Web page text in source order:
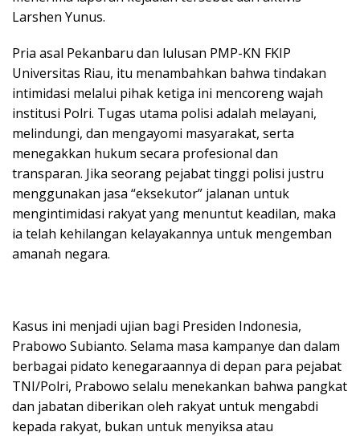
Larshen Yunus.
Pria asal Pekanbaru dan lulusan PMP-KN FKIP
Universitas Riau, itu menambahkan bahwa tindakan
intimidasi melalui pihak ketiga ini mencoreng wajah
institusi Polri. Tugas utama polisi adalah melayani,
melindungi, dan mengayomi masyarakat, serta
menegakkan hukum secara profesional dan
transparan. Jika seorang pejabat tinggi polisi justru
menggunakan jasa “eksekutor” jalanan untuk
mengintimidasi rakyat yang menuntut keadilan, maka
ia telah kehilangan kelayakannya untuk mengemban
amanah negara.
Kasus ini menjadi ujian bagi Presiden Indonesia,
Prabowo Subianto. Selama masa kampanye dan dalam
berbagai pidato kenegaraannya di depan para pejabat
TNI/Polri, Prabowo selalu menekankan bahwa pangkat
dan jabatan diberikan oleh rakyat untuk mengabdi
kepada rakyat, bukan untuk menyiksa atau